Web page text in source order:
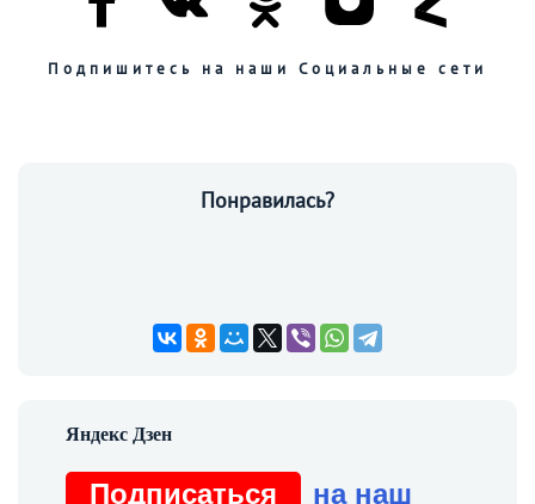
Подпишитесь на наши Социальные сети
Понравилась?
Подписаться на наш